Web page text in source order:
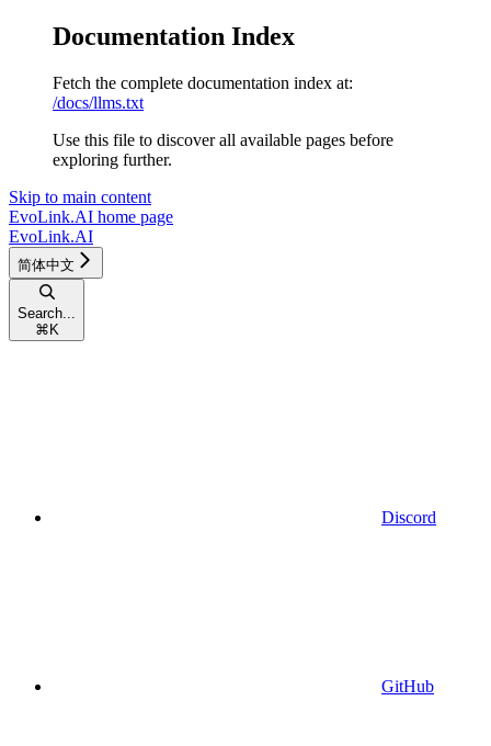
Documentation Index
Fetch the complete documentation index at:
/docs/llms.txt
Use this file to discover all available pages before
exploring further.
Skip to main content
EvoLink.AI home page
EvoLink.AI
简体中文
Search...
⌘ K
Discord
GitHub